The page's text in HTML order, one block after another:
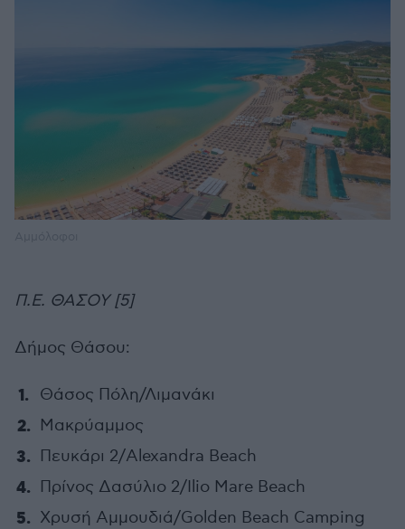
Π.Ε. ΘΑΣΟΥ [5]
Δήμος Θάσου:
Θάσος Πόλη/Λιμανάκι
Μακρύαμμος
Πευκάρι 2/Alexandra Beach
Πρίνος Δασύλιο 2/Ilio Mare Beach
Χρυσή Αμμουδιά/Golden Beach Camping